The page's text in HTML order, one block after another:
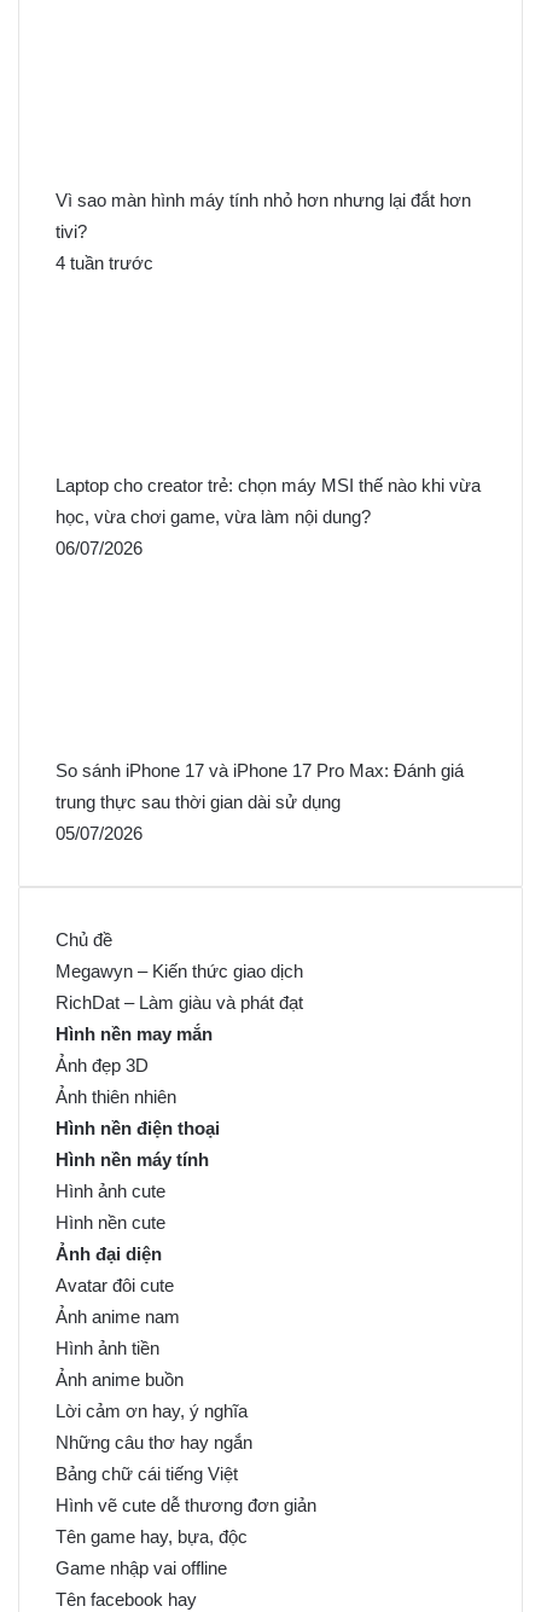
Vì sao màn hình máy tính nhỏ hơn nhưng lại đắt hơn
tivi?
4 tuần trước
Laptop cho creator trẻ: chọn máy MSI thế nào khi vừa
học, vừa chơi game, vừa làm nội dung?
06/07/2026
So sánh iPhone 17 và iPhone 17 Pro Max: Đánh giá
trung thực sau thời gian dài sử dụng
05/07/2026
Chủ đề
Megawyn – Kiến thức giao dịch
RichDat – Làm giàu và phát đạt
Hình nền may mắn
Ảnh đẹp 3D
Ảnh thiên nhiên
Hình nền điện thoại
Hình nền máy tính
Hình ảnh cute
Hình nền cute
Ảnh đại diện
Avatar đôi cute
Ảnh anime nam
Hình ảnh tiền
Ảnh anime buồn
Lời cảm ơn hay, ý nghĩa
Những câu thơ hay ngắn
Bảng chữ cái tiếng Việt
Hình vẽ cute dễ thương đơn giản
Tên game hay, bựa, độc
Game nhập vai offline
Tên facebook hay